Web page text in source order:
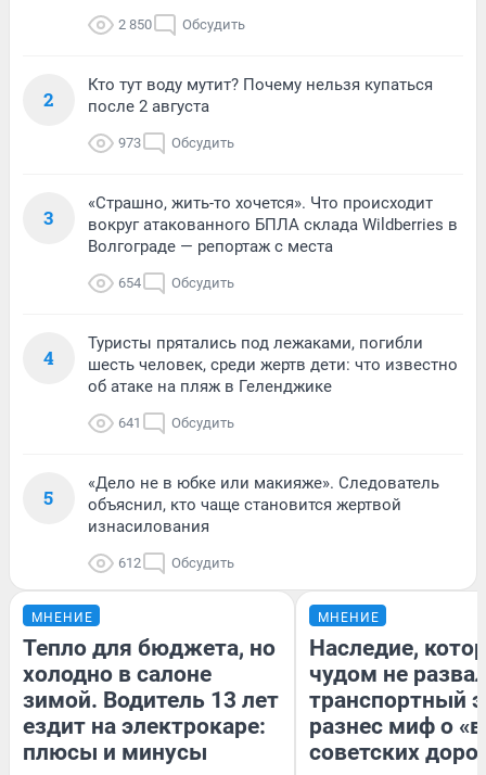
2 850 Обсудить
2
Кто тут воду мутит? Почему нельзя купаться
после 2 августа
973 Обсудить
3
«Страшно, жить-то хочется». Что происходит
вокруг атакованного БПЛА склада Wildberries в
Волгограде — репортаж с места
654 Обсудить
4
Туристы прятались под лежаками, погибли
шесть человек, среди жертв дети: что известно
об атаке на пляж в Геленджике
641 Обсудить
5
«Дело не в юбке или макияже». Следователь
объяснил, кто чаще становится жертвой
изнасилования
612 Обсудить
МНЕНИЕ
Тепло для бюджета, но
холодно в салоне
зимой. Водитель 13 лет
ездит на электрокаре:
плюсы и минусы
МНЕНИЕ
Наследие,
чудом не
транспортный
разнес миф о
советских